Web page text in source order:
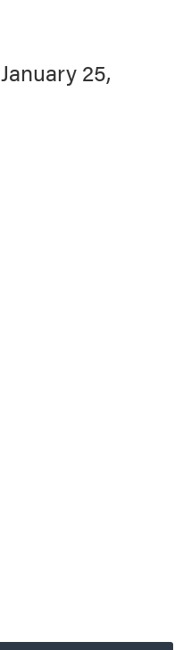
January 25,